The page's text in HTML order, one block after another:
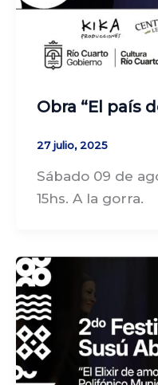
Obra “El país
27 julio, 2025
Sábado 09 de
15hs. A la gorra.